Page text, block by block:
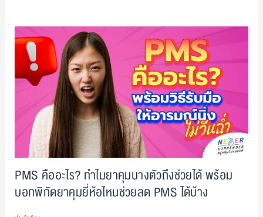
PMS คืออะไร? ทำไมยาคุมบางตัวถึงช่วยได้ พร้อม
บอกพิกัดยาคุมยี่ห้อไหนช่วยลด PMS ได้บ้าง